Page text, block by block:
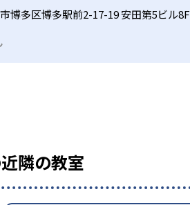
博多区博多駅前2-17-19 安田第5ビル8F
隣の教室